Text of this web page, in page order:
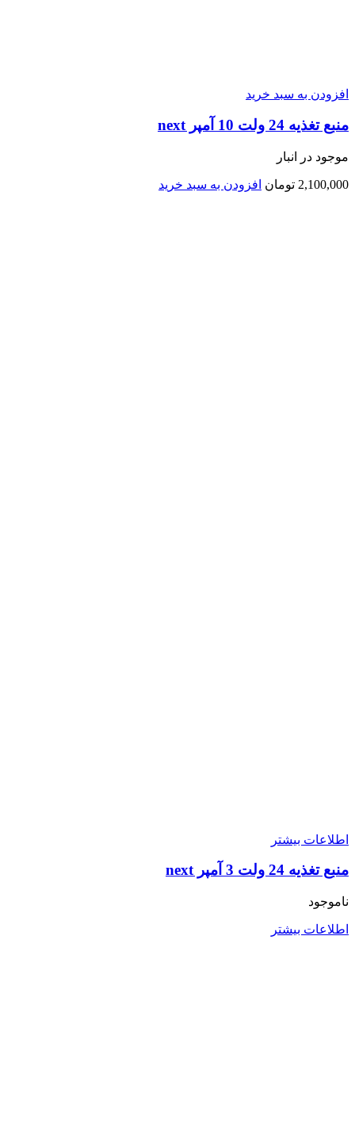
افزودن به سبد خرید
منبع تغذیه 24 ولت 10 آمپر next
موجود در انبار
2,100,000 تومان افزودن به سبد خرید
اطلاعات بیشتر
منبع تغذیه 24 ولت 3 آمپر next
ناموجود
اطلاعات بیشتر